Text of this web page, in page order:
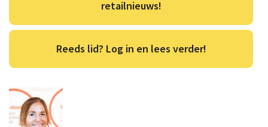
retailnieuws!
Reeds lid? Log in en lees verder!